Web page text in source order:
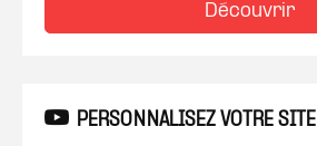
Découvrir
PERSONNALISEZ VOTRE SITE